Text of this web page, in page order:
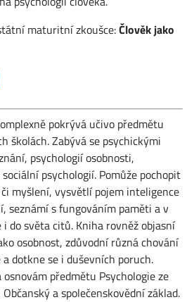
maturitní zkoušce:Člověk jako
pokrývá učivo předmětu
školách. Zabývá se psychickými
psychologií osobnosti,
psychologií. Pomůže pochopit
myšlení, vysvětlí pojem inteligence
seznámí s fungováním paměti a v
i do světa citů. Kniha rovněž objasní
osobnost, zdůvodní různá chování
dotkne se i duševních poruch.
osnovám předmětu Psychologie ze
a společenskovědní základ.